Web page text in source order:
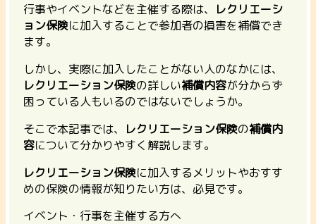
行事やイベントなどを主催する際は、
レクリエーシ
ョン保険に加入することで参加者の損害を補償でき
ます。
しかし、実際に加入したことがない人のなかには、
レクリエーション保険の詳しい補償内容が分からず
困っている人もいるのではないでしょうか。
そこで本記事では、
レクリエーション保険の補償内
容について分かりやすく解説します。
レクリエーション保険に加入するメリットやおすす
めの保険の情報が知りたい方は、必見です。
イベント・行事を主催する方へ